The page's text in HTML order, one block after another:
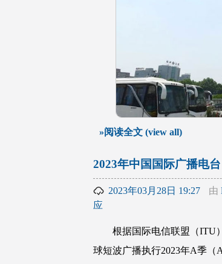
»阅读全文 (view all)
2023年中国国际广播电
2023年03月28日 19:27 由
应
根据国际电信联盟（ITU
球短波广播执行2023年A季（